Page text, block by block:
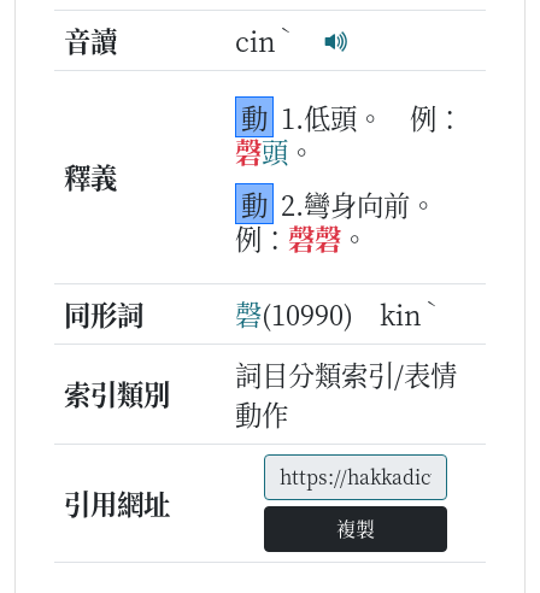
音讀 cin ˋ
釋義
動 1.低頭。
例：
磬頭 。
動 2.彎身向前。
例： 磬磬 。
同形詞
磬(10990) kin ˋ
索引類別
詞目分類索引/表情
動作
引用網址
複製